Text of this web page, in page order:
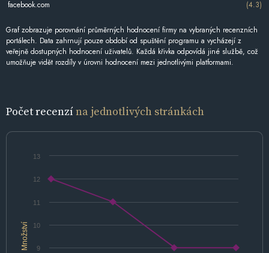
facebook.com (4.3)
Graf zobrazuje porovnání průměrných hodnocení firmy na vybraných recenzních
portálech. Data zahrnují pouze období od spuštění programu a vycházejí z
veřejně dostupných hodnocení uživatelů. Každá křivka odpovídá jiné službě, což
umožňuje vidět rozdíly v úrovni hodnocení mezi jednotlivými platformami.
Počet recenzína jednotlivých stránkách
Množství 9
10
11
12
13